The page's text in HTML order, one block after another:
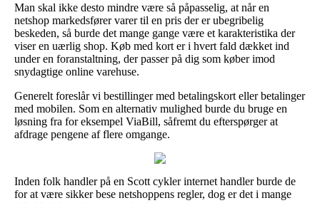
Man skal ikke desto mindre være så påpasselig, at når en
netshop markedsfører varer til en pris der er ubegribelig
beskeden, så burde det mange gange være et karakteristika der
viser en uærlig shop. Køb med kort er i hvert fald dækket ind
under en foranstaltning, der passer på dig som køber imod
snydagtige online varehuse.
Generelt foreslår vi bestillinger med betalingskort eller betalinger
med mobilen. Som en alternativ mulighed burde du bruge en
løsning fra for eksempel ViaBill, såfremt du efterspørger at
afdrage pengene af flere omgange.
Inden folk handler på en Scott cykler internet handler burde de
for at være sikker bese netshoppens regler, dog er det i mange